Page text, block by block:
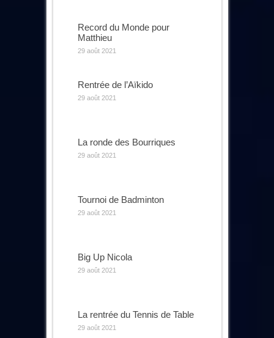
Record du Monde pour
Matthieu
29 août 2021
Rentrée de l’Aïkido
29 août 2021
La ronde des Bourriques
29 août 2021
Tournoi de Badminton
29 août 2021
Big Up Nicola
29 août 2021
La rentrée du Tennis de Table
29 août 2021